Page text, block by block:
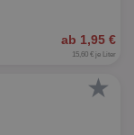
ab 1,95 €
15,60 € je Liter
★